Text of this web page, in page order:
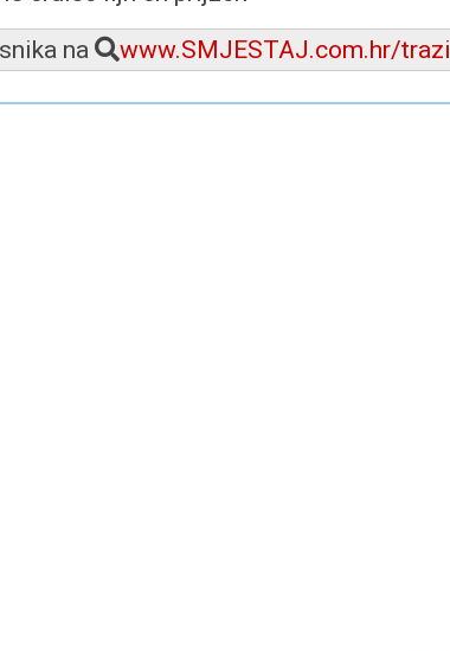
na
www.SMJESTAJ.com.hr/trazi